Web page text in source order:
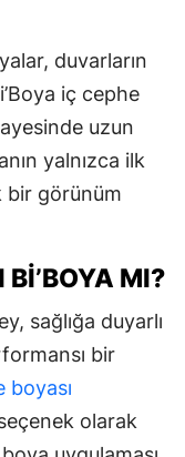
duvarların
iç cephe
uzun
yalnızca ilk
bir görünüm
BI’BOYA MI?
sağlığa duyarlı
bir
boyası
olarak